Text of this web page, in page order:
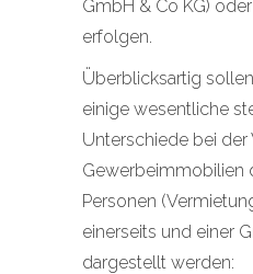
GmbH & Co KG)
erfolgen.
Überblicksartig
einige wesentliche
Unterschiede bei der
Gewerbeimmobilien
Personen
einerseits und einer
dargestellt werden: